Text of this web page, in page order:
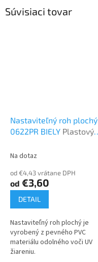
Súvisiaci tovar
Nastaviteľný roh plochý
0622PR BIELY Plastový
Na dotaz
od €4,43 vrátane DPH
od €3,60
DETAIL
Nastaviteľný roh plochý je
vyrobený z pevného PVC
materiálu odolného voči UV
žiareniu.